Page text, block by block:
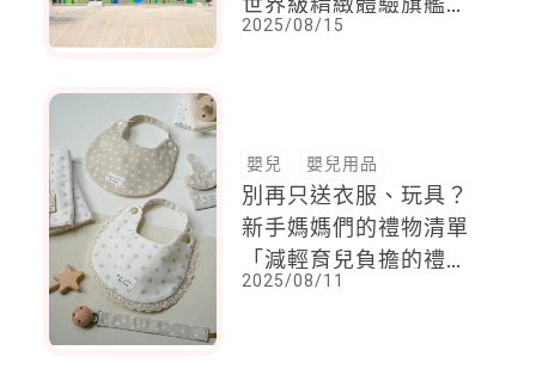
2025 八月盛大開幕，
2025/08/15
嬰兒 嬰兒用品
別再只送衣服、玩具？
新手媽媽們的禮物清單
「減輕育兒負擔的禮物
最受歡迎」
2025/08/11